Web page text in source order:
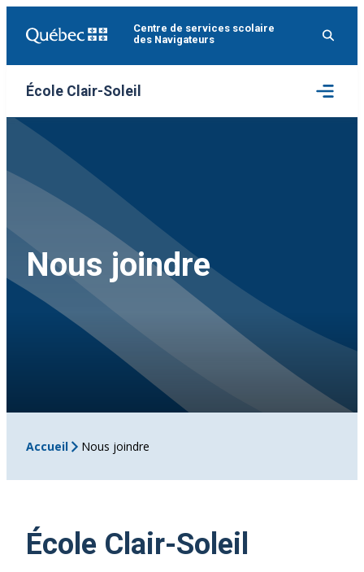
Centre de services scolaire
des Navigateurs
École Clair-Soleil
Ouvrir
le
menu
Nous joindre
Accueil Nous joindre
École Clair-Soleil